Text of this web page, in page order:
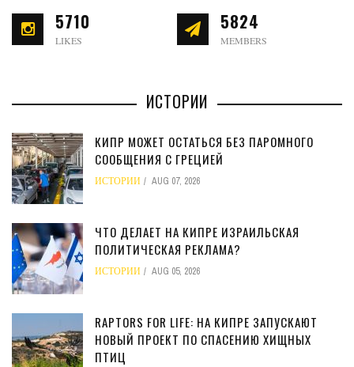
5710
LIKES
5824
MEMBERS
ИСТОРИИ
КИПР МОЖЕТ ОСТАТЬСЯ БЕЗ ПАРОМНОГО
СООБЩЕНИЯ С ГРЕЦИЕЙ
ИСТОРИИ AUG 07, 2026
ЧТО ДЕЛАЕТ НА КИПРЕ ИЗРАИЛЬСКАЯ
ПОЛИТИЧЕСКАЯ РЕКЛАМА?
ИСТОРИИ AUG 05, 2026
RAPTORS FOR LIFE: НА КИПРЕ ЗАПУСКАЮТ
НОВЫЙ ПРОЕКТ ПО СПАСЕНИЮ ХИЩНЫХ
ПТИЦ